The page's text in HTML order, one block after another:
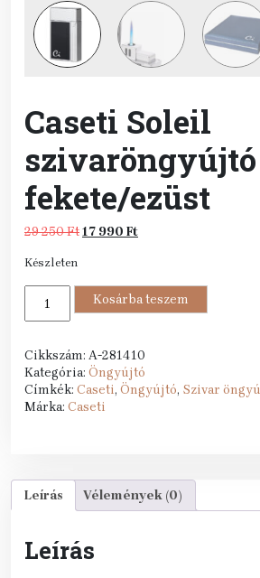
Caseti Soleil
fekete/ezüst
29 250FtOriginal
29
250 Ft.
17 990 FtCurrent
17
990 Ft.
Készleten
Soleil
fekete/ezüst
mennyiség
Kosárba teszem
Cikkszám: A-281410
Kategória: Öngyújtó
Címkék: Caseti, Öngyújtó, Szivar
Márka: Caseti
Leírás Vélemények (0)
Leírás